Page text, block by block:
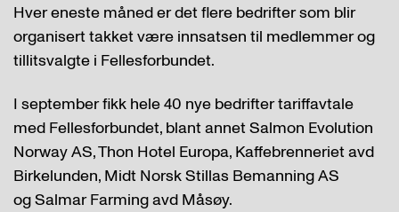
Hver eneste måned er det flere bedrifter som blir
organisert takket være innsatsen til medlemmer og
tillitsvalgte i Fellesforbundet.
I september fikk hele 40 nye bedrifter tariffavtale
med Fellesforbundet, blant annet Salmon Evolution
Norway AS, Thon Hotel Europa, Kaffebrenneriet avd
Birkelunden, Midt Norsk Stillas Bemanning AS
og Salmar Farming avd Måsøy.